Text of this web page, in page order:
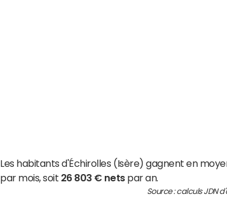
Les habitants d'Échirolles (Isère) gagnent en
par mois, soit 26 803 € netspar an.
Source : calculs JDN